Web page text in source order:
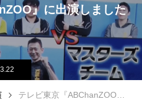
』に出演しました
テレビ東京『ABChanZOO』に出演しました